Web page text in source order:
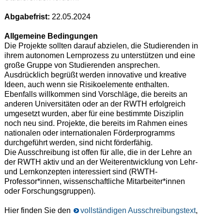
Abgabefrist: 22.05.2024
Allgemeine Bedingungen
Die Projekte sollten darauf abzielen, die Studierenden in
ihrem autonomen Lernprozess zu unterstützen und eine
große Gruppe von Studierenden ansprechen.
Ausdrücklich begrüßt werden innovative und kreative
Ideen, auch wenn sie Risikoelemente enthalten.
Ebenfalls willkommen sind Vorschläge, die bereits an
anderen Universitäten oder an der RWTH erfolgreich
umgesetzt wurden, aber für eine bestimmte Disziplin
noch neu sind. Projekte, die bereits im Rahmen eines
nationalen oder internationalen Förderprogramms
durchgeführt werden, sind nicht förderfähig.
Die Ausschreibung ist offen für alle, die in der Lehre an
der RWTH aktiv und an der Weiterentwicklung von Lehr-
und Lernkonzepten interessiert sind (RWTH-
Professor*innen, wissenschaftliche Mitarbeiter*innen
oder Forschungsgruppen).
Hier finden Sie den vollständigen Ausschreibungstext,